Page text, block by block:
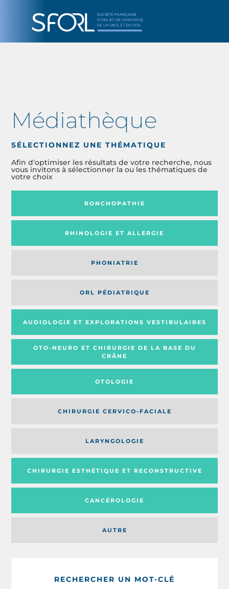
Médiathèque
SÉLECTIONNEZ UNE THÉMATIQUE
Afin d'optimiser les résultats de votre recherche, nous
vous invitons à sélectionner la ou les thématiques de
votre choix
RONCHOPATHIE
RHINOLOGIE ET ALLERGIE
PHONIATRIE
ORL PÉDIATRIQUE
AUDIOLOGIE ET EXPLORATIONS VESTIBULAIRES
OTO-NEURO ET CHIRURGIE DE LA BASE DU
CRÂNE
OTOLOGIE
CHIRURGIE CERVICO-FACIALE
AUTRE
LARYNGOLOGIE
CHIRURGIE ESTHÉTIQUE ET RECONSTRUCTIVE
CANCÉROLOGIE
RECHERCHER UN MOT-CLÉ